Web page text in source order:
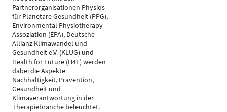
Partnerorganisationen Physios
für Planetare Gesundheit (PPG),
Environmental Physiotherapy
Assoziation (EPA), Deutsche
Allianz Klimawandel und
Gesundheit e.V. (KLUG) und
Health for Future (H4F) werden
dabei die Aspekte
Nachhaltigkeit, Prävention,
Gesundheit und
Klimaverantwortung in der
Therapiebranche beleuchtet.